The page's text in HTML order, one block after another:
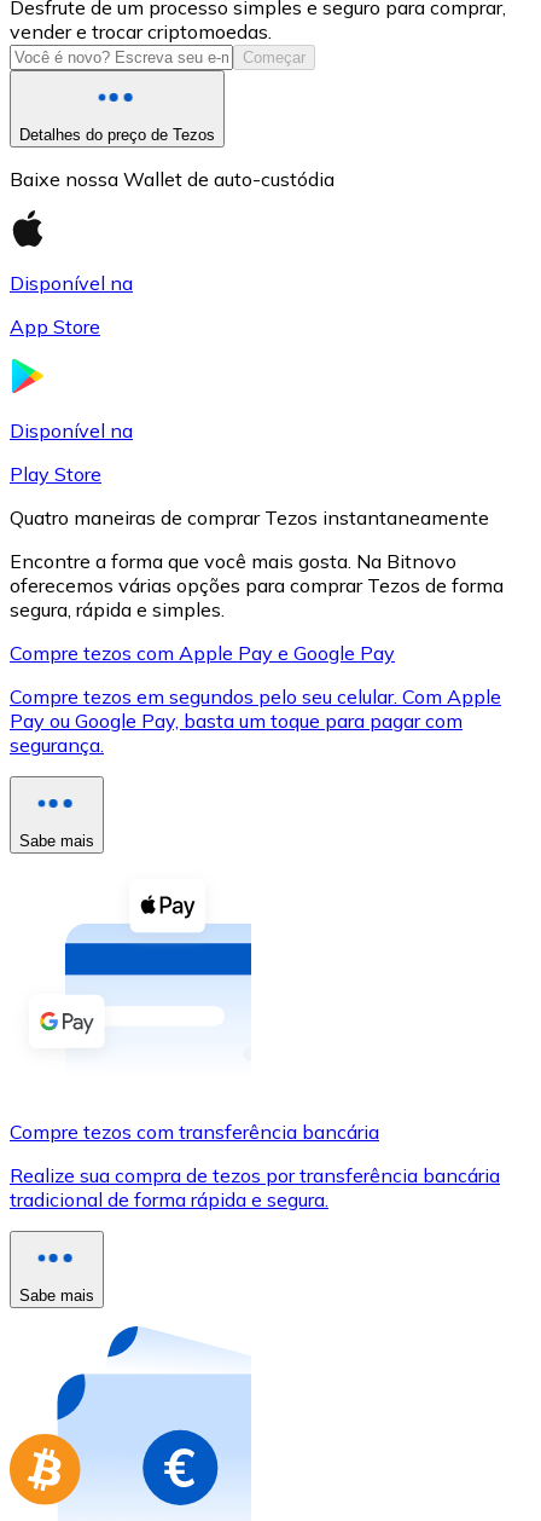
USDC
XRP
XRP
Ver tudo
Cupons cripto
Compre criptomoedas com dinheiro e outros
Comprar com dinheiro
Transferência SEPA
Use cartões Visa e Mastercard para comprar
Comprar com cartão
Compre cartões-presente das suas marcas favoritas
Ir para a loja de cartões-presente
Desfrute de um processo simples e seguro para comprar,
vender e trocar criptomoedas.
Começar
Detalhes do preço de Tezos
Baixe nossa Wallet de auto-custódia
Disponível na
App Store
Disponível na
Play Store
Quatro maneiras de comprar Tezos instantaneamente
Encontre a forma que você mais gosta. Na Bitnovo
oferecemos várias opções para comprar Tezos de forma
segura, rápida e simples.
Compre tezos com Apple Pay e Google Pay
Compre tezos em segundos pelo seu celular. Com Apple
Pay ou Google Pay, basta um toque para pagar com
segurança.
Sabe mais
Compre tezos com transferência bancária
Realize sua compra de tezos por transferência bancária
tradicional de forma rápida e segura.
Sabe mais